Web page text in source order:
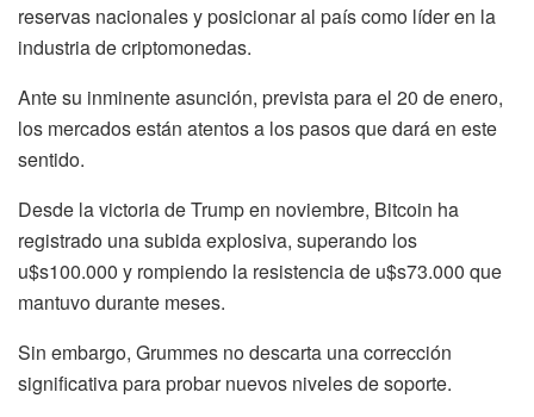
reservas nacionales y posicionar al país como líder en la
industria de criptomonedas.
Ante su inminente asunción, prevista para el 20 de enero,
los mercados están atentos a los pasos que dará en este
sentido.
Desde la victoria de Trump en noviembre, Bitcoin ha
registrado una subida explosiva, superando los
u$s100.000 y rompiendo la resistencia de u$s73.000 que
mantuvo durante meses.
Sin embargo, Grummes no descarta una corrección
significativa para probar nuevos niveles de soporte.